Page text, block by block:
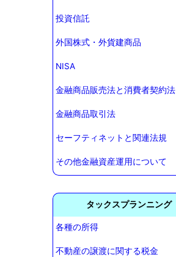
投資信託
外国株式・外貨建商品
NISA
金融商品販売法と消費者契約法
金融商品取引法
セーフティネットと関連法規
その他金融資産運用について
タックスプランニング
各種の所得
不動産の譲渡に関する税金